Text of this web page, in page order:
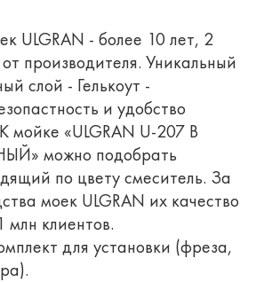
ULGRAN - более 10 лет, 2
производителя. Уникальный
слой - Гелькоут -
и удобство
мойке «ULGRAN U-207 В
можно подобрать
по цвету смеситель. За
моек ULGRAN их качество
млн клиентов.
для установки (фреза,